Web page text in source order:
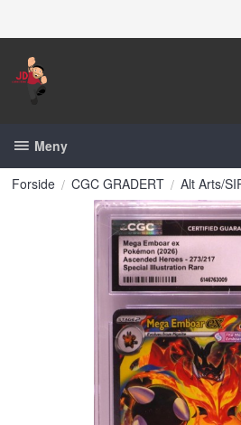
Meny
Forside CGC GRADERT Alt Arts/